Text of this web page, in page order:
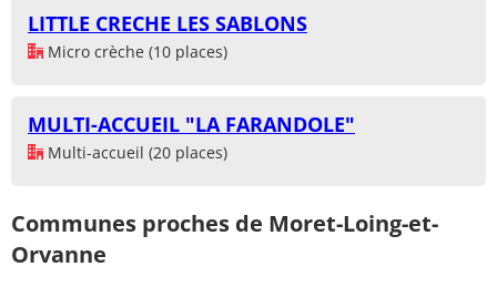
LITTLE CRECHE LES SABLONS
Micro crèche (10 places)
MULTI-ACCUEIL "LA FARANDOLE"
Multi-accueil (20 places)
Communes proches de Moret-Loing-et-
Orvanne